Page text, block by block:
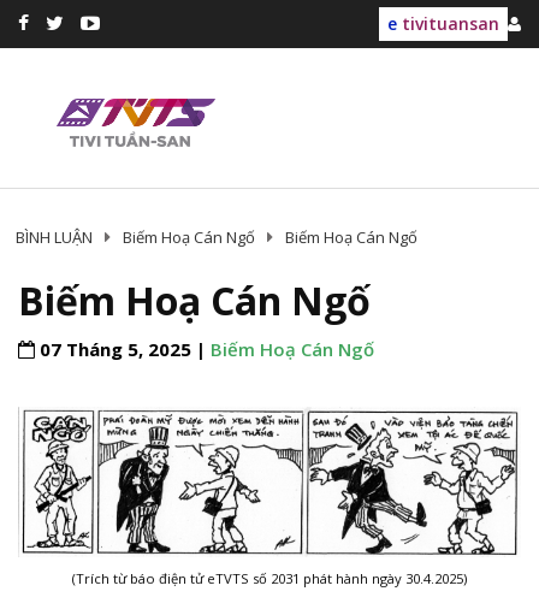
e tivituansan
BÌNH LUẬN Biếm Hoạ Cán Ngố Biếm Hoạ Cán Ngố
Biếm Hoạ Cán Ngố
07 Tháng 5, 2025 | Biếm Hoạ Cán Ngố
(Trích từ báo điện tử eTVTS số 2031 phát hành ngày 30.4.2025)